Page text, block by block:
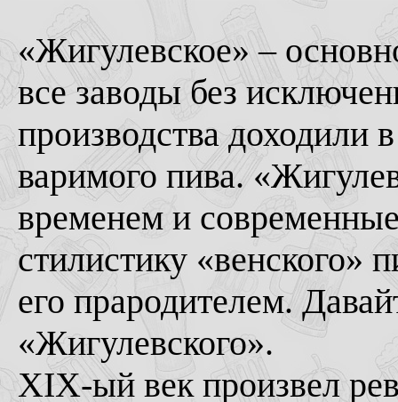
«Жигулевское» –
все заводы без
производства доходили
варимого пива.
временем и
стилистику «венского»
его прародителем.
«Жигулевского».
XIX-ый век произвел